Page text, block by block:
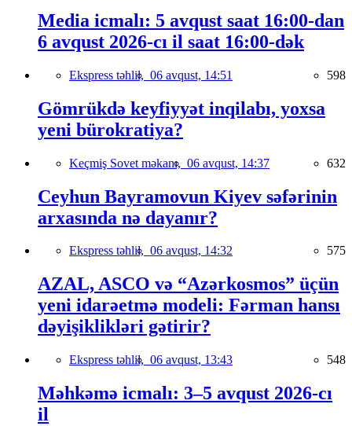
Media icmalı: 5 avqust saat 16:00-dan
6 avqust 2026-cı il saat 16:00-dək
Ekspress təhlil, 06 avqust, 14:51 598
Gömrükdə keyfiyyət inqilabı, yoxsa
yeni bürokratiya?
Keçmiş Sovet məkanı, 06 avqust, 14:37 632
Ceyhun Bayramovun Kiyev səfərinin
arxasında nə dayanır?
Ekspress təhlil, 06 avqust, 14:32 575
AZAL, ASCO və “Azərkosmos” üçün
yeni idarəetmə modeli: Fərman hansı
dəyişiklikləri gətirir?
Ekspress təhlil, 06 avqust, 13:43 548
Məhkəmə icmalı: 3–5 avqust 2026-cı
il